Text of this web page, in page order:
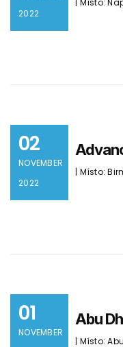
2022
| Místo:
02
NOVEMBER
2022
| Místo:
01
NOVEMBER
Abu
| Místo: